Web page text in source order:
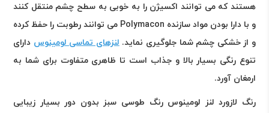
هستند که می توانند اکسیژن را به خوبی به سطح چشم منتقل کنند
و با دارا بودن مواد سازنده Polymacon می توانند رطوبت را حفظ کرده
و از خشکی چشم شما جلوگیری نماید.لنزهای تماسی لومینوس دارای
تنوع رنگی بسیار بالا و جذاب است تا ظاهری متفاوت برای شما به
ارمغان آورد.
رنگ لازورد لنز لومینوس رنگ طوسی سبز بدون دور بسیار زیبایی